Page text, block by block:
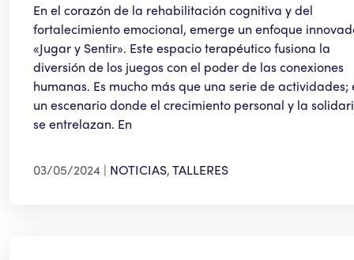
En el corazón de la rehabilitación cognitiva y del
fortalecimiento emocional, emerge un enfoque
«Jugar y Sentir». Este espacio terapéutico fusiona la
diversión de los juegos con el poder de las conexiones
humanas. Es mucho más que una serie de actividades;
un escenario donde el crecimiento personal y la
se entrelazan. En
03/05/2024 NOTICIAS,TALLERES